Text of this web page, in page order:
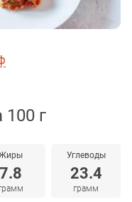
г
7.8
Углеводы
23.4
грамм